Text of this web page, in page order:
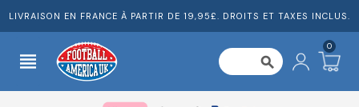
LIVRAISON EN FRANCE À PARTIR DE 19,95£. DROITS ET TAXES INCLUS.
view_headline search
0